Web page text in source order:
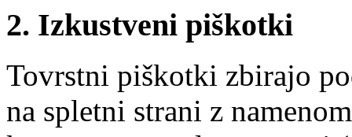
2. Izkustveni piškotki
Tovrstni piškotki zbirajo
na spletni strani z